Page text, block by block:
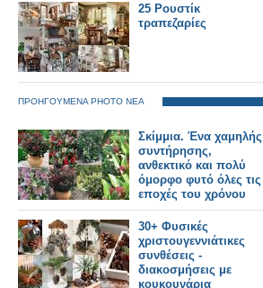
25 Ρουστίκ
τραπεζαρίες
ΠΡΟΗΓΟΥΜΕΝΑ PHOTO ΝΕΑ
Σκίμμια. Ένα χαμηλής
συντήρησης,
ανθεκτικό και πολύ
όμορφο φυτό όλες τις
εποχές του χρόνου
30+ Φυσικές
χριστουγεννιάτικες
συνθέσεις -
διακοσμήσεις με
κουκουνάρια